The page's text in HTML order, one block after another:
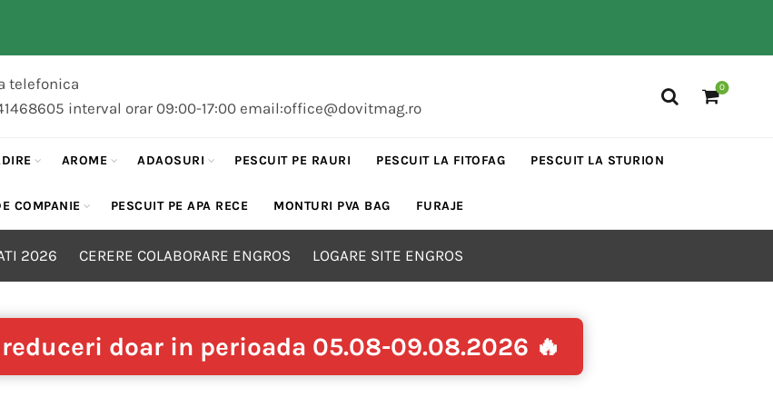
telefonica
interval orar 09:00-17:00 email:office@dovitmag.ro
0
AROME ADAOSURI PESCUIT PE RAURI PESCUIT LA FITOFAG PESCUIT LA STURION
COMPANIE PESCUIT PE APA RECE MONTURI PVA BAG FURAJE
2026 CERERE COLABORARE ENGROS LOGARE SITE ENGROS
reduceri doar in perioada 05.08-09.08.2026 🔥